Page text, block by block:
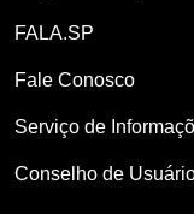
FALA.SP
Fale Conosco
Serviço de
Conselho de